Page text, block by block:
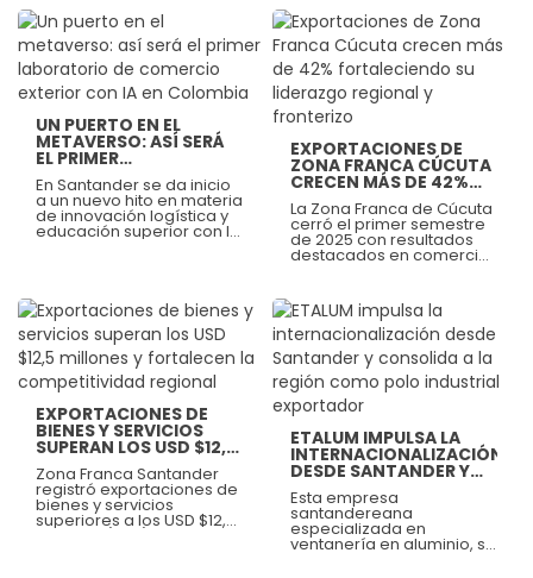
como el nuevo usuario
operador de la Zona
Franca Permanente
Palermo, ubicada en el
corregimiento de
Palermo, Magdalena.
Ver más
UN PUERTO EN EL
METAVERSO: ASÍ SERÁ
EL PRIMER
LABORATORIO DE
COMERCIO EXTERIOR
CON IA EN COLOMBIA
En Santander se da inicio
a un nuevo hito en materia
de innovación logística y
educación superior con la
instalación del primer
franca en Colombia. Se
trata del UPB Logistic Lab,
un proyecto pionero de la
Universidad Pontificia
Bolivariana (UPB), que
integra realidad
inteligencia artificial para
transformar la formación
de futuros líderes en
comercio internacional.
Ver más
EXPORTACIONES DE
ZONA FRANCA CÚCUTA
CRECEN MÁS DE 42%
FORTALECIENDO SU
LIDERAZGO REGIONAL Y
FRONTERIZO
La Zona Franca de Cúcuta
cerró el primer semestre
de 2025 con resultados
destacados en comercio
USD $85 millones FOB
entre enero y junio, lo que
representa un
crecimiento aproximado
del 42,6% frente al mismo
periodo del 2024,
reafirmando su papel
como motor estratégico
internacional de Norte de
Santander.
Ver más
EXPORTACIONES DE
BIENES Y SERVICIOS
SUPERAN LOS USD $12,5
MILLONES Y
FORTALECEN LA
COMPETITIVIDAD
REGIONAL
Zona Franca Santander
registró exportaciones de
bienes y servicios
superiores a los USD $12,5
millones (FOB) entre
Ver más
ETALUM IMPULSA LA
INTERNACIONALIZACIÓN
DESDE SANTANDER Y
CONSOLIDA A LA
REGIÓN COMO POLO
INDUSTRIAL
EXPORTADOR
Esta empresa
santandereana
especializada en
ventanería en aluminio, se
consolida como caso de